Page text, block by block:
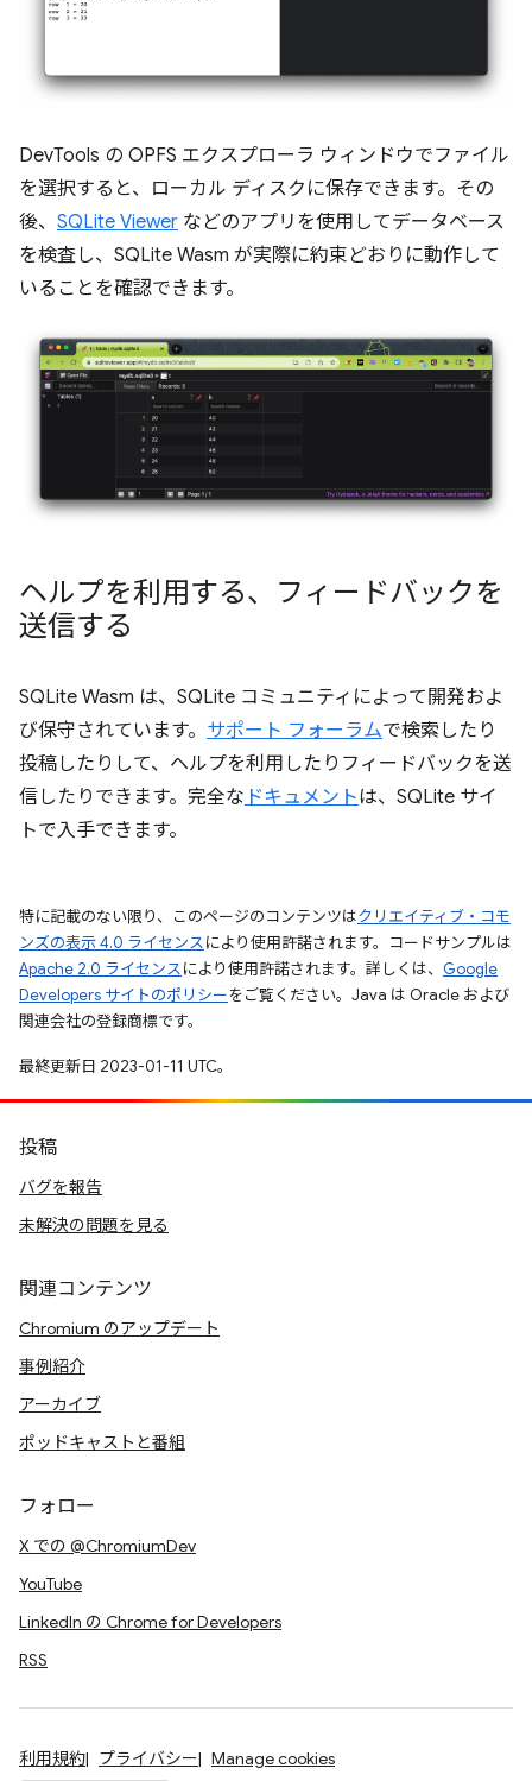
DevTools の OPFS エクスプローラ ウィンドウでファイル
を選択すると、ローカル ディスクに保存できます。その
後、 SQLite Viewer などのアプリを使用してデータベース
を検査し、SQLite Wasm が実際に約束どおりに動作して
いることを確認できます。
ヘルプを利用する、フィードバックを
送信する
SQLite Wasm は、SQLite コミュニティによって開発およ
び保守されています。 サポート フォーラムで検索したり
投稿したりして、ヘルプを利用したりフィードバックを送
信したりできます。完全な ドキュメントは、SQLite サイ
トで入手できます。
特に記載のない限り、このページのコンテンツはクリエイティブ・コモ
ンズの表示 4.0 ライセンスにより使用許諾されます。コードサンプルは
Apache 2.0 ライセンスにより使用許諾されます。詳しくは、 Google
Developers サイトのポリシーをご覧ください。Java は Oracle および
関連会社の登録商標です。
最終更新日 2023-01-11 UTC。
投稿
バグを報告
未解決の問題を見る
関連コンテンツ
Chromium のアップデート
事例紹介
アーカイブ
ポッドキャストと番組
フォロー
X での @ChromiumDev
YouTube
LinkedIn の Chrome for Developers
RSS
利用規約 プライバシー Manage cookies